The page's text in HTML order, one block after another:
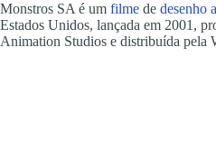
Monstros SA é um filme de desenho
Estados Unidos, lançada em 2001,
Animation Studios e distribuída pela